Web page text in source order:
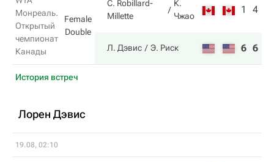
Монреаль.
Открытый
чемпионат
Канады
Female
Double
C. Robillard-
Millette
К.
Чжао
1 4
Л. Дэвис Э. Риск 6 6
История встреч
Лорен Дэвис
19.08, 02:10